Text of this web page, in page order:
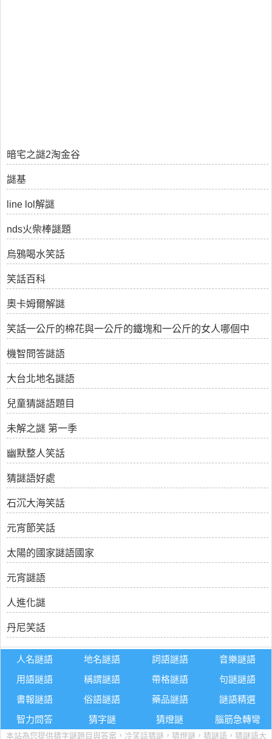
暗宅之謎2淘金谷
謎基
line lol解謎
nds火柴棒謎題
烏鴉喝水笑話
笑話百科
奧卡姆爾解謎
笑話一公斤的棉花與一公斤的鐵塊和一公斤的女人哪個中
機智問答謎語
大台北地名謎語
兒童猜謎語題目
未解之謎 第一季
幽默整人笑話
猜謎語好處
石沉大海笑話
元宵節笑話
太陽的國家謎語國家
元宵謎語
人進化謎
丹尼笑話
人名謎語 地名謎語 詞語謎語
音樂謎語
用語謎語
稱謂謎語 帶格謎語
句謎謎語
書報謎語
俗語謎語 藥品謎語
謎語精選
智力問答
猜字謎 猜燈謎 腦筋急轉彎
本站為您提供猜字謎題目與答案，冷笑話猜謎，猜燈謎，猜謎語，猜謎語大